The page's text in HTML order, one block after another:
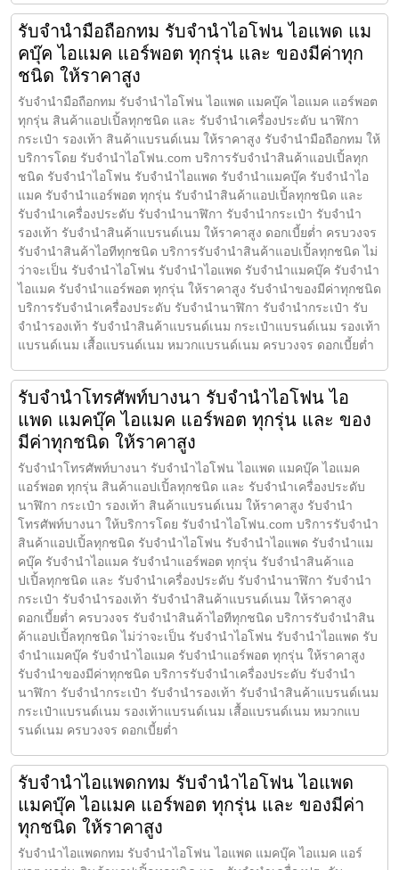
รับจำนำมือถือกทม รับจำนำไอโฟน ไอแพด แม
คบุ๊ค ไอแมค แอร์พอต ทุกรุ่น และ ของมีค่าทุก
ชนิด ให้ราคาสูง
รับจำนำมือถือกทม รับจำนำไอโฟน ไอแพด แมคบุ๊ค ไอแมค แอร์พอต
ทุกรุ่น สินค้าแอปเปิ้ลทุกชนิด และ รับจำนำเครื่องประดับ นาฬิกา
กระเป๋า รองเท้า สินค้าแบรนด์เนม ให้ราคาสูง รับจำนำมือถือกทม ให้
บริการโดย รับจํานําไอโฟน.com บริการรับจำนำสินค้าแอปเปิ้ลทุก
ชนิด รับจำนำไอโฟน รับจำนำไอแพด รับจำนำแมคบุ๊ค รับจำนำไอ
แมค รับจำนำแอร์พอต ทุกรุ่น รับจำนำสินค้าแอปเปิ้ลทุกชนิด และ
รับจำนำเครื่องประดับ รับจำนำนาฬิกา รับจำนำกระเป๋า รับจำนำ
รองเท้า รับจำนำสินค้าแบรนด์เนม ให้ราคาสูง ดอกเบี้ยต่ำ ครบวงจร
รับจำนำสินค้าไอทีทุกชนิด บริการรับจำนำสินค้าแอปเปิ้ลทุกชนิด ไม่
ว่าจะเป็น รับจำนำไอโฟน รับจำนำไอแพด รับจำนำแมคบุ๊ค รับจำนำ
ไอแมค รับจำนำแอร์พอต ทุกรุ่น ให้ราคาสูง รับจำนำของมีค่าทุกชนิด
บริการรับจำนำเครื่องประดับ รับจำนำนาฬิกา รับจำนำกระเป๋า รับ
จำนำรองเท้า รับจำนำสินค้าแบรนด์เนม กระเป๋าแบรนด์เนม รองเท้า
แบรนด์เนม เสื้อแบรนด์เนม หมวกแบรนด์เนม ครบวงจร ดอกเบี้ยต่ำ
รับจำนำโทรศัพท์บางนา รับจำนำไอโฟน ไอ
แพด แมคบุ๊ค ไอแมค แอร์พอต ทุกรุ่น และ ของ
มีค่าทุกชนิด ให้ราคาสูง
รับจำนำโทรศัพท์บางนา รับจำนำไอโฟน ไอแพด แมคบุ๊ค ไอแมค
แอร์พอต ทุกรุ่น สินค้าแอปเปิ้ลทุกชนิด และ รับจำนำเครื่องประดับ
นาฬิกา กระเป๋า รองเท้า สินค้าแบรนด์เนม ให้ราคาสูง รับจำนำ
โทรศัพท์บางนา ให้บริการโดย รับจํานําไอโฟน.com บริการรับจำนำ
สินค้าแอปเปิ้ลทุกชนิด รับจำนำไอโฟน รับจำนำไอแพด รับจำนำแม
คบุ๊ค รับจำนำไอแมค รับจำนำแอร์พอต ทุกรุ่น รับจำนำสินค้าแอ
ปเปิ้ลทุกชนิด และ รับจำนำเครื่องประดับ รับจำนำนาฬิกา รับจำนำ
กระเป๋า รับจำนำรองเท้า รับจำนำสินค้าแบรนด์เนม ให้ราคาสูง
ดอกเบี้ยต่ำ ครบวงจร รับจำนำสินค้าไอทีทุกชนิด บริการรับจำนำสิน
ค้าแอปเปิ้ลทุกชนิด ไม่ว่าจะเป็น รับจำนำไอโฟน รับจำนำไอแพด รับ
จำนำแมคบุ๊ค รับจำนำไอแมค รับจำนำแอร์พอต ทุกรุ่น ให้ราคาสูง
รับจำนำของมีค่าทุกชนิด บริการรับจำนำเครื่องประดับ รับจำนำ
นาฬิกา รับจำนำกระเป๋า รับจำนำรองเท้า รับจำนำสินค้าแบรนด์เนม
กระเป๋าแบรนด์เนม รองเท้าแบรนด์เนม เสื้อแบรนด์เนม หมวกแบ
รนด์เนม ครบวงจร ดอกเบี้ยต่ำ
รับจำนำไอแพดกทม รับจำนำไอโฟน ไอแพด
แมคบุ๊ค ไอแมค แอร์พอต ทุกรุ่น และ ของมีค่า
ทุกชนิด ให้ราคาสูง
รับจำนำไอแพดกทม รับจำนำไอโฟน ไอแพด แมคบุ๊ค ไอแมค แอร์